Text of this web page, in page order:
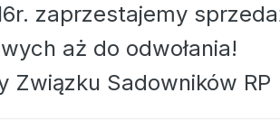
zaprzestajemy
aż do odwołania!
Związku Sadowników RP